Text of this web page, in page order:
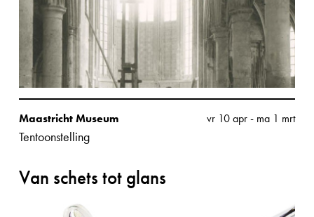
Maastricht Museum
Tentoonstelling
vr 10 apr- ma 1 mrt
Van schets tot glans